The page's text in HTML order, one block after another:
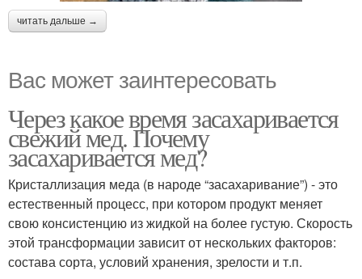
читать дальше →
Вас может заинтересовать
Через какое время засахаривается
свежий мед. Почему
засахаривается мед?
Кристаллизация меда (в народе “засахаривание”) - это
естественный процесс, при котором продукт меняет
свою консистенцию из жидкой на более густую. Скорость
этой трансформации зависит от нескольких факторов:
состава сорта, условий хранения, зрелости и т.п.